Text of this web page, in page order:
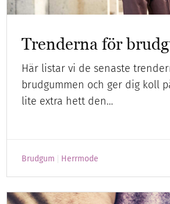
Trenderna för
Här listar vi de senaste
brudgummen och ger dig koll
lite extra hett den…
Brudgum Herrmode